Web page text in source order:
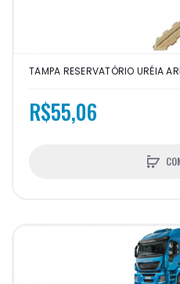
TAMPA RESERVATÓRIO URÉIA
R$55,06